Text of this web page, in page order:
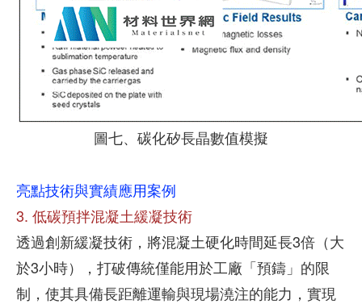
圖七、碳化矽長晶數值模擬
亮點技術與實績應用案例
3. 低碳預拌混凝土緩凝技術
透過創新緩凝技術，將混凝土硬化時間延長3倍（大
於3小時），打破傳統僅能用於工廠「預鑄」的限
制，使其具備長距離運輸與現場澆注的能力，實現